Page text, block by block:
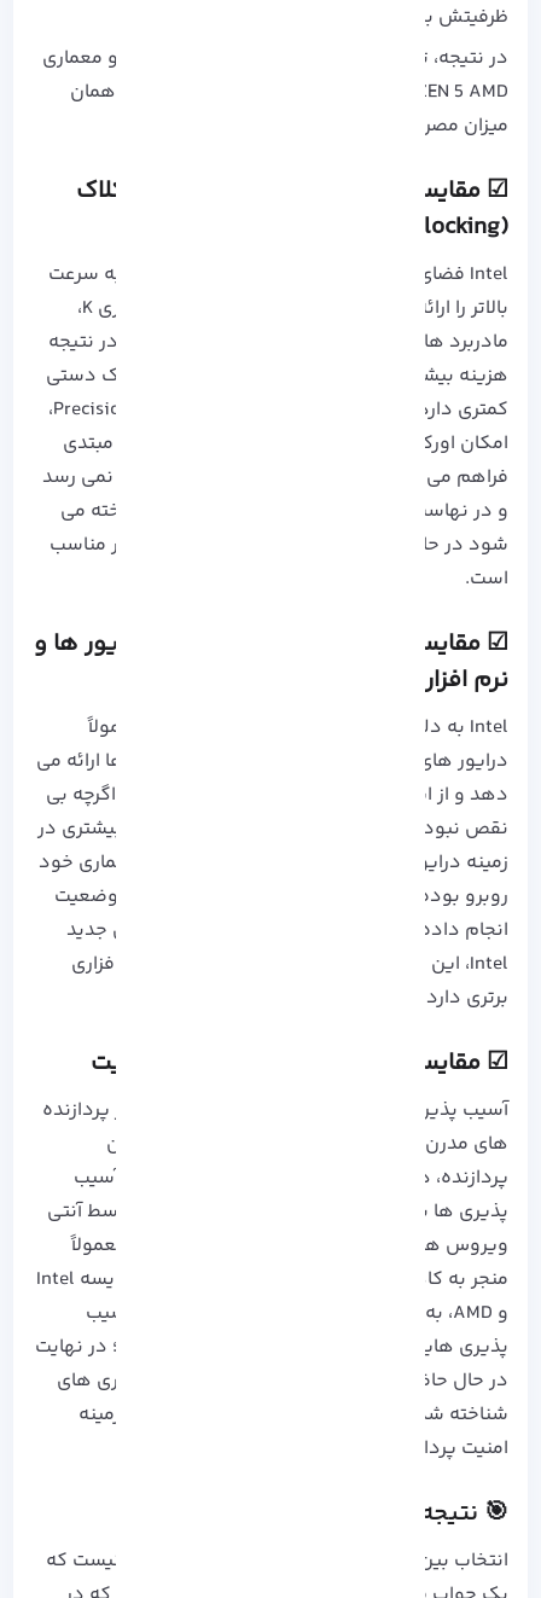
ظرفیتش به بهترین شکل استفاده کند.
در نتیجه، ترکیب فناوری اسخت 4 نانومتری TSMC و معماری
ZEN 5 AMD باعث کارایی بیشتر نسبت به اینتل، با همان
میزان مصرف انرژی شده اند.
☑ مقایسه سی پی یو amd با intel​: اورکلاک
(Overclocking)
Intel فضای اورکلاک بیشتری را با امکان دستیابی به سرعت
بالاتر را ارائه می دهد، اما نیازمند پردازنده های سری K،
مادربرد های سری Z و خنک کننده های قوی تر و در نتیجه
هزینه بیشتری است؛ در مقابل، AMD فضای اورکلاک دستی
کمتری دارد اما با ارائه قابلیت Precision Boots Overdrive،
امکان اورکلاک خودکار و بی دردسر را برای کاربران مبتدی
فراهم می کند، هرچند که به سرعت اورکلاک Intel نمی رسد
و در نهاست Intel به عنوان برنده در اورکلاک شناخته می
شود در حالی که رویکرد AMD برای کاربران تازه کار مناسب
است.
☑ مقایسه سی پی یو amd با اینتل​: درایور ها و
نرم افزار ها
Intel به دلیل منابع بیشتر و سابقه طولانی تر، معمولاً
درایور های پایدارتر و سازگاری بهتری با نرم افزار ها ارائه می
دهد و از این رو شهرت بهتری در این زمینه دارد، اگرچه بی
نقص نبوده است؛ در مقابل، AMD با چالش های بیشتری در
زمینه درایور ها و بهینه سازی نرم افزارها برای معماری خود
روبرو بوده است، اما تلاش هایی برای بهبود این وضعیت
انجام داده است و با وجود پیچیدگی های معماری جدید
Intel، این شرکت همچنان در زمینه پشتیبانی نرم افزاری
برتری دارد.
☑ مقایسه سی پی یو amd با intel​: امنیت
آسیب پذیری امنیتی به نام موتور اجرای حدسی در پردازنده
های مدرن به هکر ها اجازه می دهد تا با گول زدن
پردازنده، داده های خصوصی را سرقت کنند؛ این آسیب
پذیری ها به دلیل عملکرد در سطح سخت افزار توسط آنتی
ویروس ها قابلی شناسایی نیستند و رفع آن ها معمولاً
منجر به کاهش عملکرد پردازنده می شود. در مقایسه Intel
و AMD، به نظر می رسد که پردازنده های Intel، آسیب
پذیری هایی در پردازنده هایش کشف شده است؛ در نهایت
در حال حاضر AMD به دلیل تعداد کمتر آسیب پذیری های
شناخته شده و تاثیر کمتر اصلاحات بر عملکرد، در زمینه
امنیت پردازنده برتری نسبی دارد.
🎯 نتیجه گیری
انتخاب بین پردازنده های Intel و AMD، تصمیمی نیست که